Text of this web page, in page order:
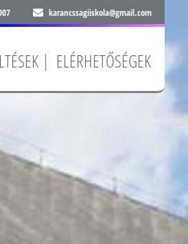
karancssagiiskola@gmail.com
ELÉRHETŐSÉGEK